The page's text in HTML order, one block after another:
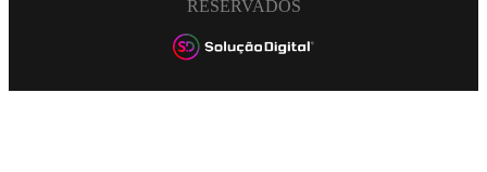
RESERVADOS